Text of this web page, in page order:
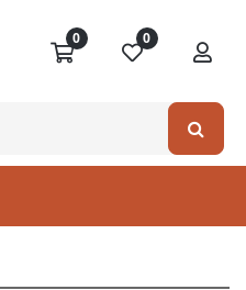
0 0